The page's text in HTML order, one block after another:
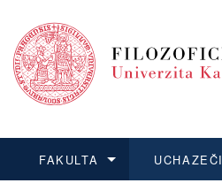
FAKULTA UCHAZEČI